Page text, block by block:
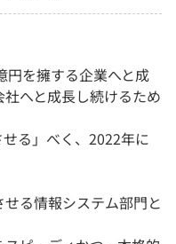
円を擁する企業へと成
へと成長し続けるため
せる」べく、2022年に
る情報システム部門と